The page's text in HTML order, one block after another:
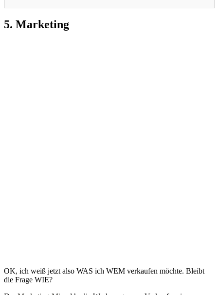
5. Marketing
OK, ich weiß jetzt also WAS ich WEM verkaufen möchte. Bleibt
die Frage WIE?